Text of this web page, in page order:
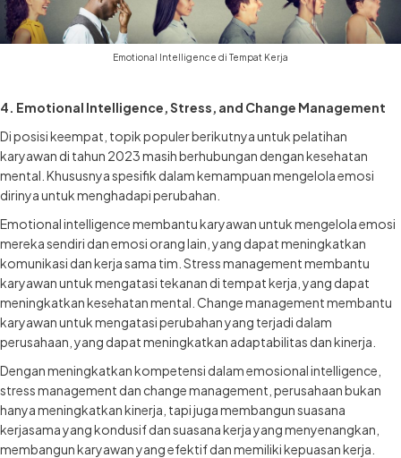
Emotional Intelligence di Tempat Kerja
4. Emotional Intelligence, Stress, and Change Management
Di posisi keempat, topik populer berikutnya untuk pelatihan
karyawan di tahun 2023 masih berhubungan dengan kesehatan
mental. Khususnya spesifik dalam kemampuan mengelola emosi
dirinya untuk menghadapi perubahan.
Emotional intelligence membantu karyawan untuk mengelola emosi
mereka sendiri dan emosi orang lain, yang dapat meningkatkan
komunikasi dan kerja sama tim. Stress management membantu
karyawan untuk mengatasi tekanan di tempat kerja, yang dapat
meningkatkan kesehatan mental. Change management membantu
karyawan untuk mengatasi perubahan yang terjadi dalam
perusahaan, yang dapat meningkatkan adaptabilitas dan kinerja.
Dengan meningkatkan kompetensi dalam emosional intelligence,
stress management dan change management, perusahaan bukan
hanya meningkatkan kinerja, tapi juga membangun suasana
kerjasama yang kondusif dan suasana kerja yang menyenangkan,
membangun karyawan yang efektif dan memiliki kepuasan kerja.